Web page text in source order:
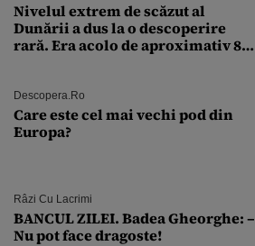
Nivelul extrem de scăzut al
Dunării a dus la o descoperire
rară. Era acolo de aproximativ 80
Descopera.ro
Care este cel mai vechi pod din
Europa?
Râzi Cu Lacrimi
BANCUL ZILEI. Badea Gheorghe: –
Nu pot face dragoste!